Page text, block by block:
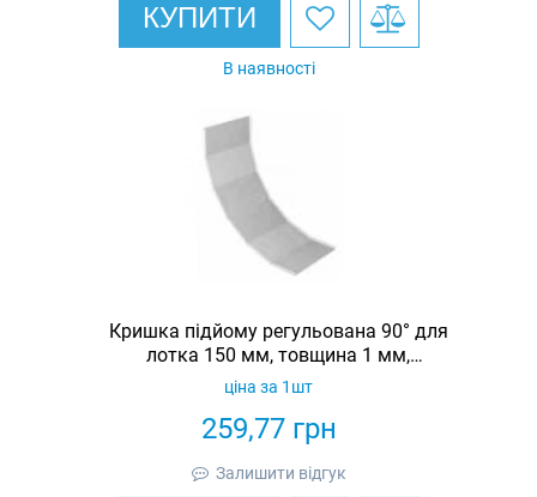
КУПИТИ
В наявності
Кришка підйому регульована 90° для
лотка 150 мм, товщина 1 мм,
гарячеоцинкована, Eurotray
259,77грн
ціна за 1шт
Залишити відгук